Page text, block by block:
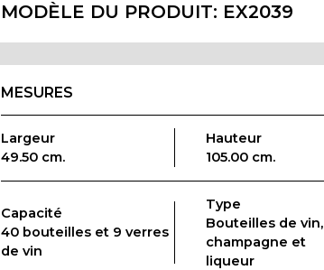
MODÈLE DU PRODUIT: EX2039
MESURES
Largeur
49.50 cm.
Hauteur
105.00 cm.
Capacité
40 bouteilles et 9 verres
de vin
Type
Bouteilles de vin,
champagne et
liqueur